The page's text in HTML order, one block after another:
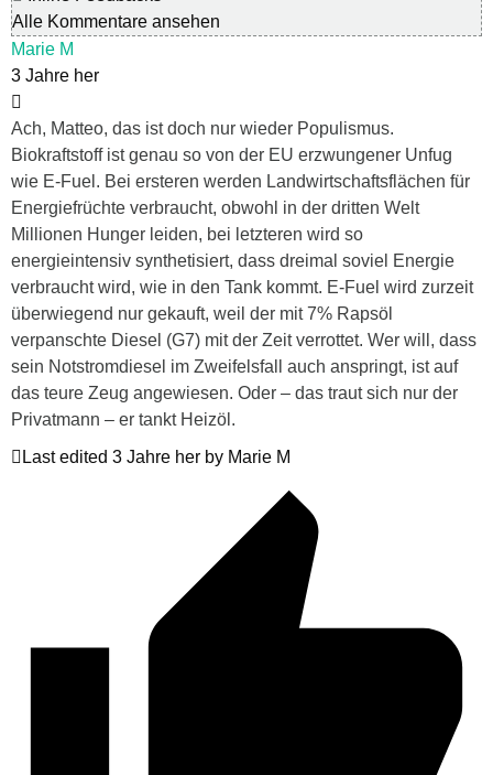
Alle Kommentare ansehen
Marie M
3 Jahre her
Ach, Matteo, das ist doch nur wieder Populismus.
Biokraftstoff ist genau so von der EU erzwungener Unfug
wie E-Fuel. Bei ersteren werden Landwirtschaftsflächen für
Energiefrüchte verbraucht, obwohl in der dritten Welt
Millionen Hunger leiden, bei letzteren wird so
energieintensiv synthetisiert, dass dreimal soviel Energie
verbraucht wird, wie in den Tank kommt. E-Fuel wird zurzeit
überwiegend nur gekauft, weil der mit 7% Rapsöl
verpanschte Diesel (G7) mit der Zeit verrottet. Wer will, dass
sein Notstromdiesel im Zweifelsfall auch anspringt, ist auf
das teure Zeug angewiesen. Oder – das traut sich nur der
Privatmann – er tankt Heizöl.
Last edited 3 Jahre her by Marie M